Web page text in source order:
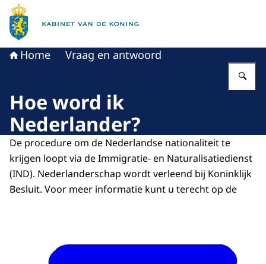
Naar de homepage van Kabinet van de Koning
Home Vraag en antwoord
Hoe word ik
Nederlander?
De procedure om de Nederlandse nationaliteit te
krijgen loopt via de Immigratie- en Naturalisatiedienst
(IND). Nederlanderschap wordt verleend bij Koninklijk
Besluit. Voor meer informatie kunt u terecht op de